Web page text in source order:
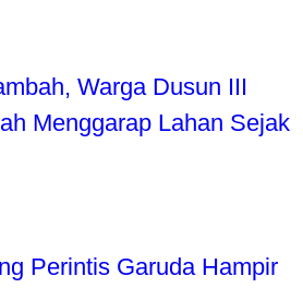
Warga Dusun III
Menggarap Lahan Sejak
Perintis Garuda Hampir